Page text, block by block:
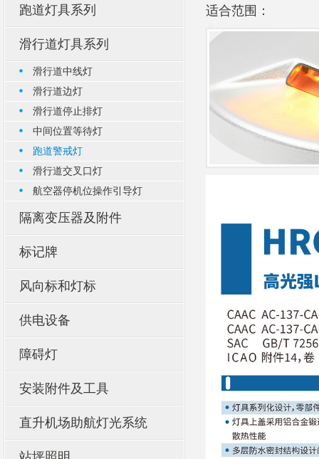
跑道灯具系列
滑行道灯具系列
滑行道中线灯
滑行道边灯
滑行道停止排灯
中间位置等待灯
跑道警戒灯
滑行道交叉口灯
航空器停机位操作引导灯
隔离变压器及附件
标记牌
风向标和灯标
供电设备
障碍灯
安装附件及工具
直升机场助航灯光系统
适合范围：